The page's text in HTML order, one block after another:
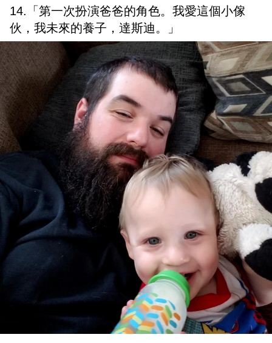
14.「第一次扮演爸爸的角色。我愛這個小傢
伙，我未來的養子，達斯迪。」